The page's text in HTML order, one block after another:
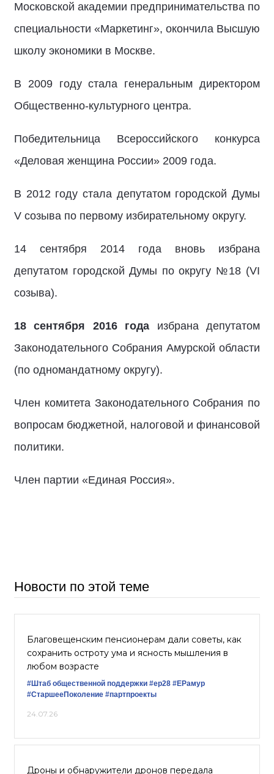
Московской академии предпринимательства по
специальности «Маркетинг», окончила Высшую
школу экономики в Москве.
В 2009 году стала генеральным директором
Общественно-культурного центра.
Победительница Всероссийского конкурса
«Деловая женщина России» 2009 года.
В 2012 году стала депутатом городской Думы
V созыва по первому избирательному округу.
14 сентября 2014 года вновь избрана
депутатом городской Думы по округу №18 (VI
созыва).
18 сентября 2016 года избрана депутатом
Законодательного Собрания Амурской области
(по одномандатному округу).
Член комитета Законодательного Собрания по
вопросам бюджетной, налоговой и финансовой
политики.
Член партии «Единая Россия».
Новости по этой теме
Благовещенским пенсионерам дали советы, как
сохранить остроту ума и ясность мышления в
любом возрасте
#Штаб общественной поддержки #ер28 #ЕРамур
#СтаршееПоколение #партпроекты
24.07.26
Дроны и обнаружители дронов передала